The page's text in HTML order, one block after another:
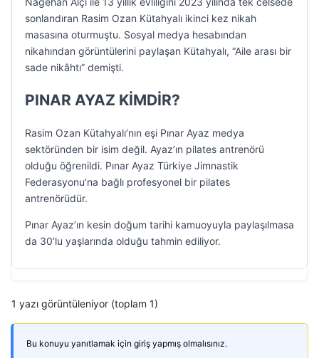
sonlandıran Rasim Ozan Kütahyalı ikinci kez nikah
masasına oturmuştu. Sosyal medya hesabından
nikahından görüntülerini paylaşan Kütahyalı, “Aile arası bir
sade nikâhtı” demişti.
PINAR AYAZ KİMDİR?
Rasim Ozan Kütahyalı’nın eşi Pınar Ayaz medya
sektöründen bir isim değil. Ayaz’ın pilates antrenörü
olduğu öğrenildi. Pınar Ayaz Türkiye Jimnastik
Federasyonu’na bağlı profesyonel bir pilates
antrenörüdür.
Pınar Ayaz’ın kesin doğum tarihi kamuoyuyla paylaşılmasa
da 30’lu yaşlarında olduğu tahmin ediliyor.
1 yazı görüntüleniyor (toplam 1)
Bu konuyu yanıtlamak için giriş yapmış olmalısınız.